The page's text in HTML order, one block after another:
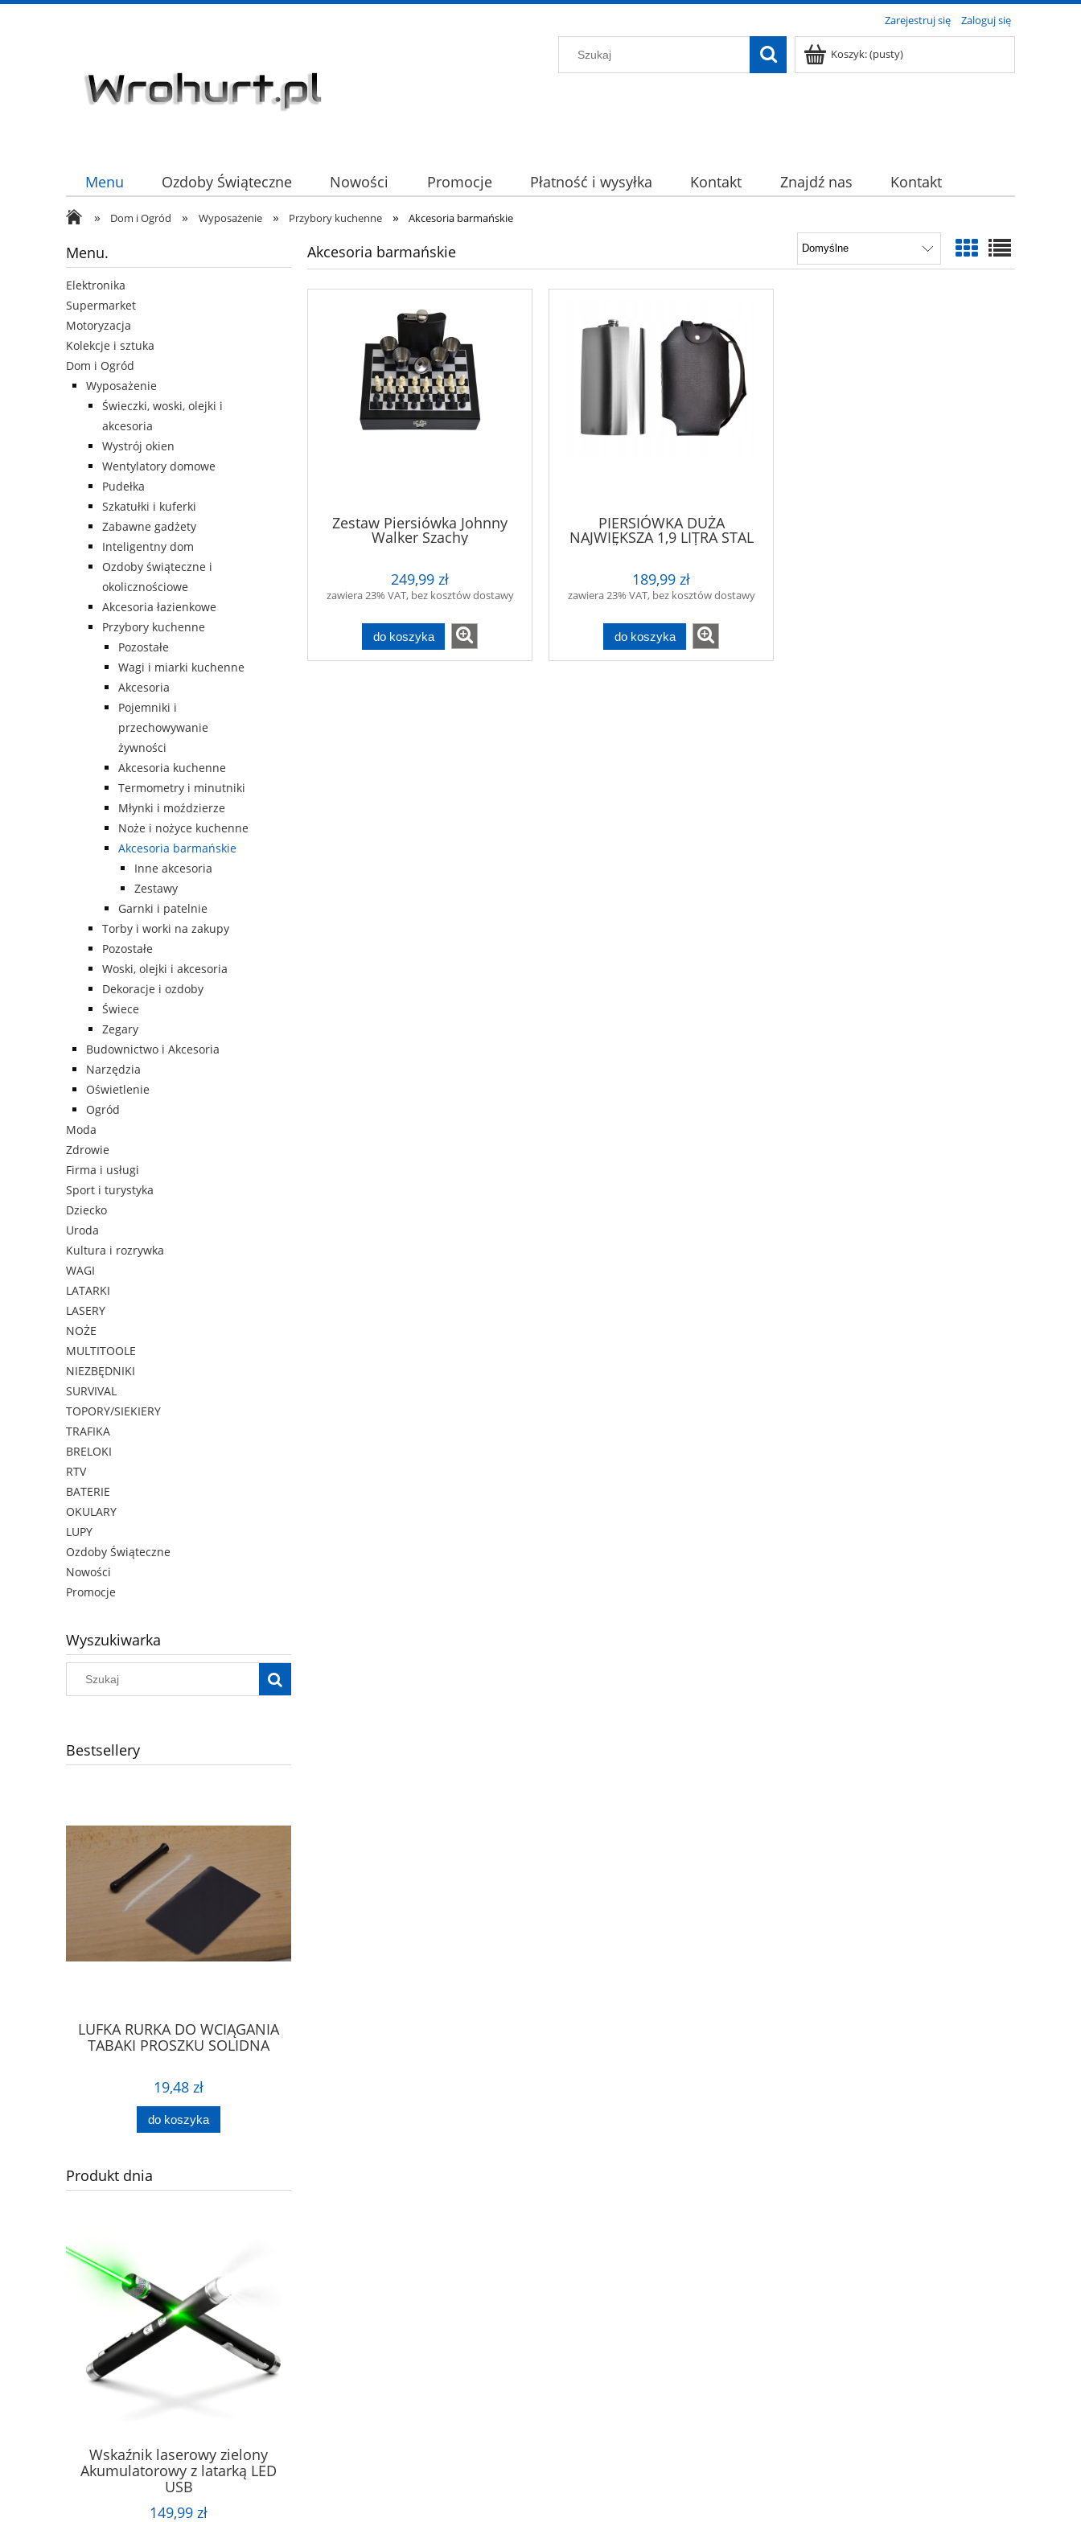
Zarejestruj się Zaloguj się
Koszyk:(pusty)
Menu Ozdoby Świąteczne Nowości Promocje Płatność i wysyłka Kontakt Znajdź nas
Kontakt
HURT
» Dom i Ogród » Wyposażenie » Przybory kuchenne » Akcesoria barmańskie
Menu.
Elektronika
Supermarket
Motoryzacja
Kolekcje i sztuka
Dom i Ogród
Wyposażenie
Świeczki, woski, olejki i
akcesoria
Wystrój okien
Wentylatory domowe
Pudełka
Szkatułki i kuferki
Zabawne gadżety
Inteligentny dom
Ozdoby świąteczne i
okolicznościowe
Akcesoria łazienkowe
Przybory kuchenne
Pozostałe
Wagi i miarki kuchenne
Akcesoria
Pojemniki i
przechowywanie
żywności
Akcesoria kuchenne
Termometry i minutniki
Młynki i moździerze
Noże i nożyce kuchenne
Akcesoria barmańskie
Inne akcesoria
Zestawy
Garnki i patelnie
Torby i worki na zakupy
Pozostałe
Woski, olejki i akcesoria
Dekoracje i ozdoby
Świece
Zegary
Budownictwo i Akcesoria
Narzędzia
Oświetlenie
Ogród
Moda
Zdrowie
Firma i usługi
Sport i turystyka
Dziecko
Uroda
Kultura i rozrywka
WAGI
LATARKI
LASERY
NOŻE
MULTITOOLE
NIEZBĘDNIKI
SURVIVAL
TOPORY/SIEKIERY
TRAFIKA
BRELOKI
RTV
BATERIE
OKULARY
LUPY
Ozdoby Świąteczne
Nowości
Promocje
Wyszukiwarka
Bestsellery
LUFKA RURKA DO WCIĄGANIA
TABAKI PROSZKU SOLIDNA
19,48 zł
do koszyka
Produkt dnia
Wskaźnik laserowy zielony
Akumulatorowy z latarką LED
USB
149,99 zł
Akcesoria barmańskie
Zestaw Piersiówka Johnny
Walker Szachy
249,99 zł
zawiera 23% VAT, bez kosztów dostawy
do koszyka
PIERSIÓWKA DUŻA
NAJWIĘKSZA 1,9 LITRA STAL
MENAŻKA DLA MYŚLIWEGO
189,99 zł
zawiera 23% VAT, bez kosztów dostawy
do koszyka